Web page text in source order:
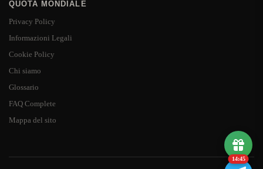
QUOTA MONDIALE
Privacy Policy
Informazioni Legali
Cookie Policy
Chi siamo
Glossario
FAQ Complete
Mappa del sito
14:44